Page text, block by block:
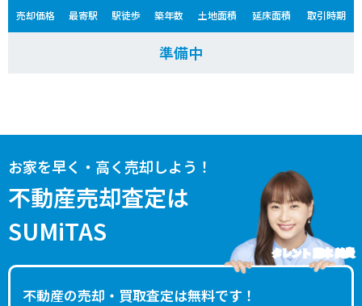
売却価格 最寄駅 駅徒歩 築年数 土地面積 延床面積 取引時期
準備中
お家を早く・高く売却しよう！
不動産売却査定は
SUMiTAS
不動産の売却・買取査定は無料です！
タレント 藤本 美貴